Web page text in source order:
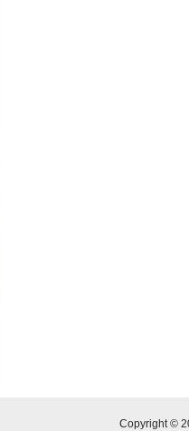
Copyright ©